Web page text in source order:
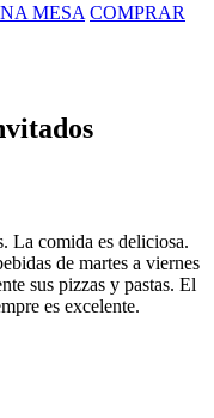
MESA COMPRAR
La comida es deliciosa.
de martes a viernes
sus pizzas y pastas. El
es excelente.